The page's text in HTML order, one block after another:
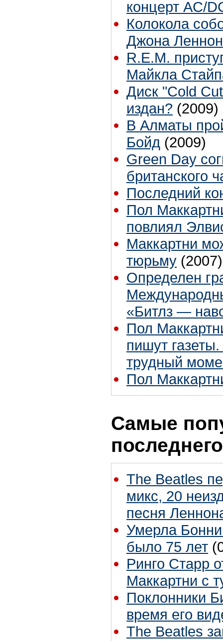
концерт AC/
Колокола
Джона
R.E.M.
Майкла
Диск "Cold
издан? (2009)
В Алматы
Бойд (2009)
Green Day
британского
Последний
Пол
повлиял
Маккартни
тюрьму (2007)
Определен
«Битлз —
Пол
пишут
трудный
Пол
Самые
The Beatles
микс, 20
песня
Умерла
было 75 лет
Ринго Старр
Маккартни с
Поклонники
время его
The Beatles